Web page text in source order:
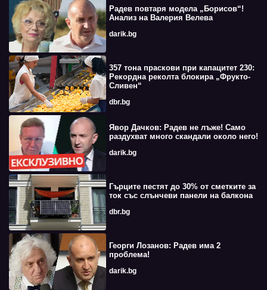
Радев повтаря модела „Борисов“!
Анализ на Валерия Велева
darik.bg
357 тона праскови при капацитет 230:
Рекордна реколта блокира „Фрукто-
Сливен“
dbr.bg
Явор Дачков: Радев не лъже! Само
раздухват много скандали около него!
darik.bg
Гърците пестят до 30% от сметките за
ток със слънчеви панели на балкона
dbr.bg
Георги Лозанов: Радев има 2
проблема!
darik.bg